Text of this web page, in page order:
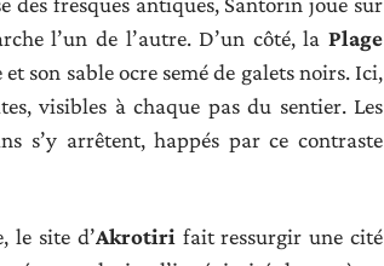
l’un de l’autre. D’un côté, la Plage
son sable ocre semé de galets noirs. Ici,
visibles à chaque pas du sentier. Les
s’y arrêtent, happés par ce contraste
le site d’Akrotiri fait ressurgir une cité